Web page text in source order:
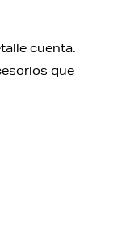
cuenta.
que